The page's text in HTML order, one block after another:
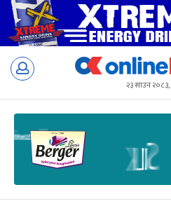
Skip
२३ साउन २०८३,